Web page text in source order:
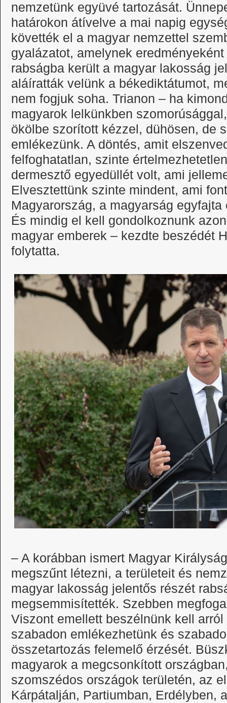
nemzetünk együvé tartozását.
határokon átívelve a mai napig
követték el a magyar nemzettel
gyalázatot, amelynek
rabságba került a magyar lakosság
aláíratták velünk a békediktátumot,
nem fogjuk soha. Trianon – ha
magyarok lelkünkben
ökölbe szorított kézzel, dühösen, de
emlékezünk. A döntés, amit
felfoghatatlan, szinte
dermesztő egyedüllét volt, ami
Elvesztettünk szinte mindent, ami
Magyarország, a magyarság
És mindig el kell gondolkoznunk
magyar emberek – kezdte beszédét
folytatta.
– A korábban ismert Magyar
megszűnt létezni, a területeit és
magyar lakosság jelentős részét
megsemmisítették. Szebben
Viszont emellett beszélnünk kell
szabadon emlékezhetünk és
összetartozás felemelő érzését.
magyarok a megcsonkított
szomszédos országok területén, az
Kárpátalján, Partiumban, Erdélyben,